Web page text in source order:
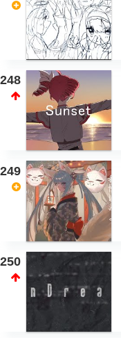
248
249
250